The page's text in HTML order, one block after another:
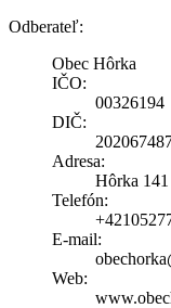
Odberateľ:
Obec Hôrka
IČO:
00326194
DIČ:
Adresa:
Hôrka 141
Telefón:
E-mail:
Web: